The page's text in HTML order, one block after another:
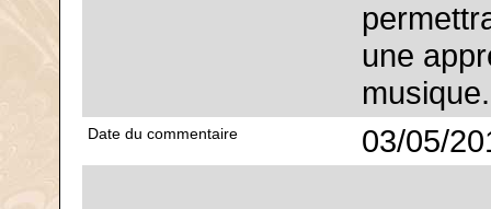
une
musique.
Date du commentaire 03/05/